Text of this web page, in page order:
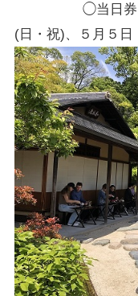
◯当日
(日・祝)、５月５日